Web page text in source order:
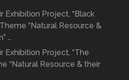
Exhibition Project, “Black
“Natural Resource &
…
Exhibition Project, “The
“Natural Resource & their